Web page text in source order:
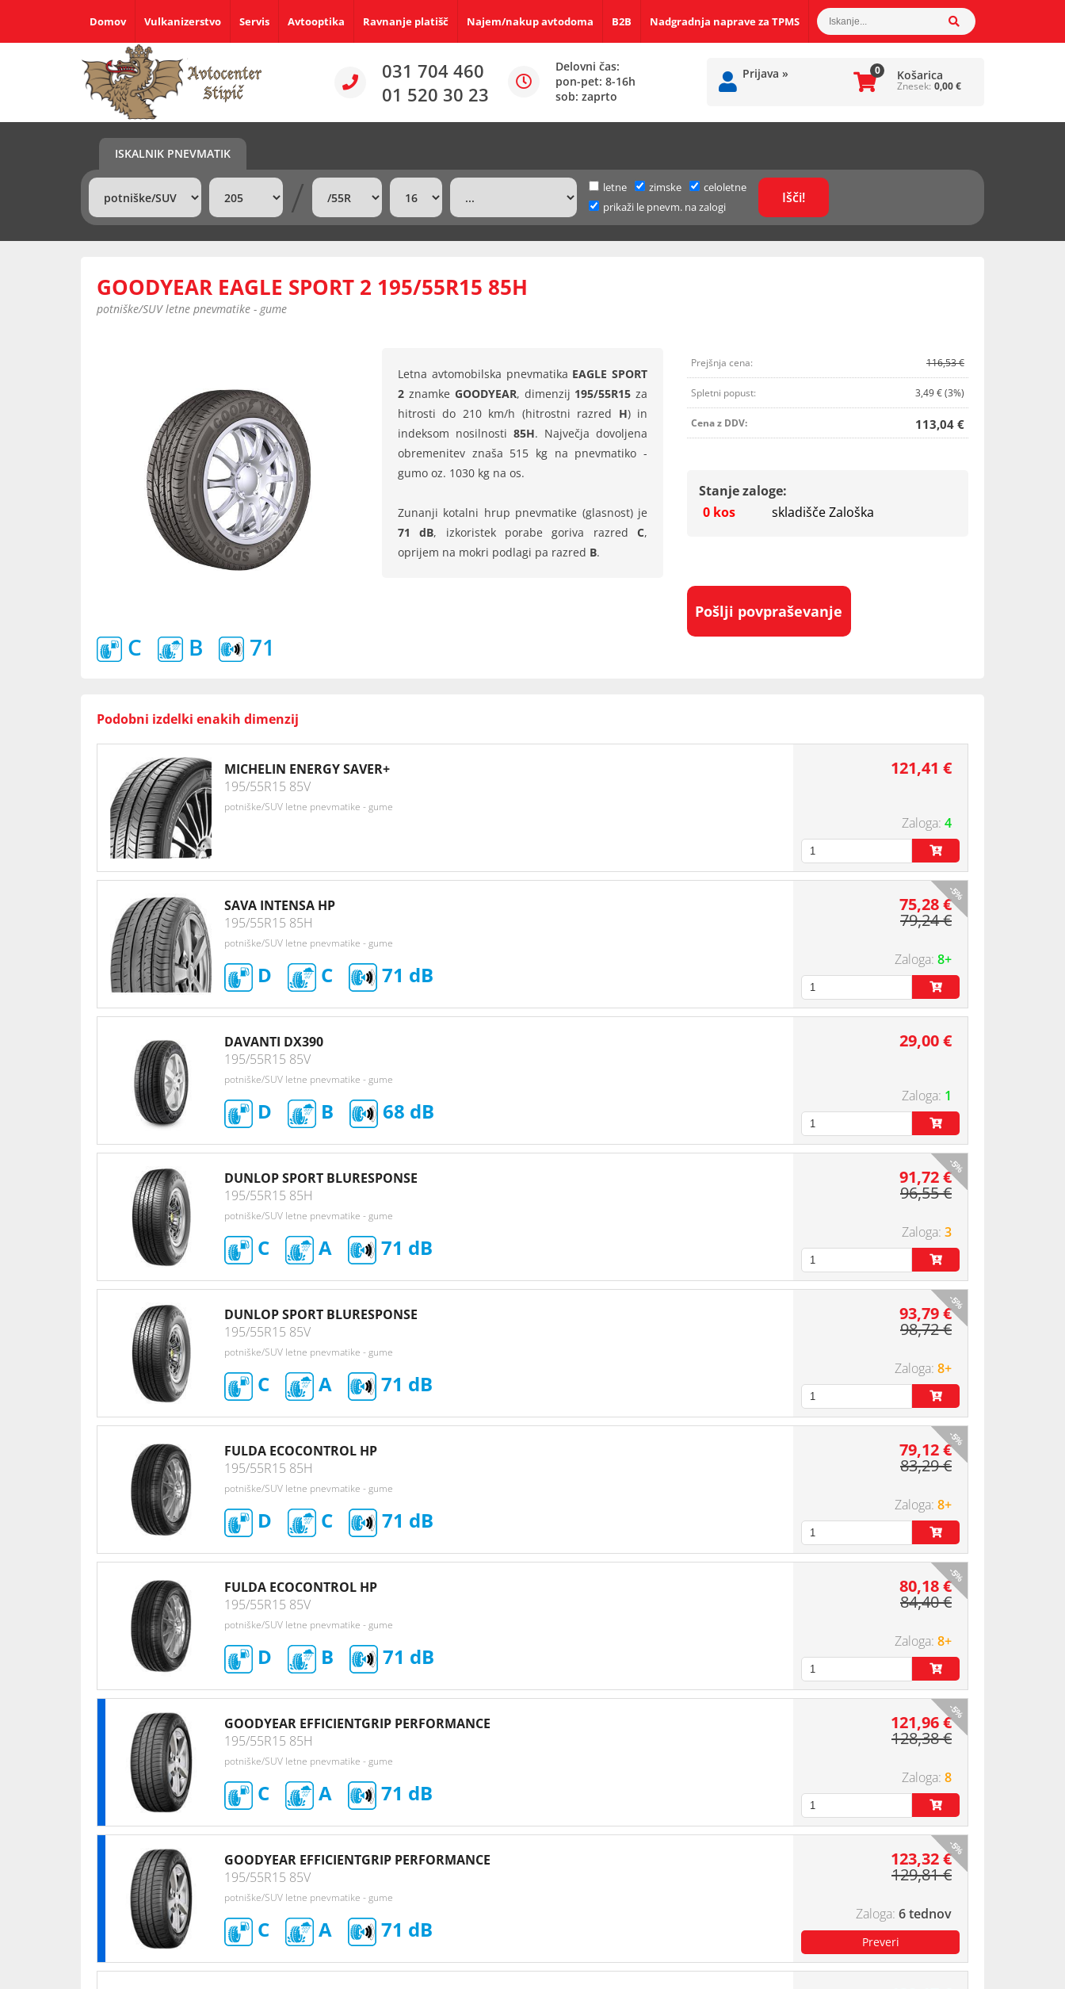
Domov Vulkanizerstvo Servis Avtooptika Ravnanje platišč Najem/nakup avtodoma B2B Nadgradnja naprave za TPMS
031 704 460
01 520 30 23
Delovni čas:
pon-pet: 8-16h
sob: zaprto
Prijava » Košarica
0
Znesek: 0,00€
ISKALNIK PNEVMATIK
/ letne zimske
celoletne
prikaži le pnevm. na zalogi
GOODYEAR EAGLE SPORT 2 195/55R15 85H
potniške/SUV letne pnevmatike - gume
Letna avtomobilska pnevmatika EAGLE SPORT
2 znamke GOODYEAR, dimenzij 195/55R15 za
hitrosti do 210 km/h (hitrostni razred H) in
indeksom nosilnosti85H. Največja dovoljena
obremenitev znaša 515 kg na pnevmatiko -
gumo oz. 1030 kg na os.
Zunanji kotalni hrup pnevmatike (glasnost) je
71 dB, izkoristek porabe goriva razredC,
oprijem na mokri podlagi pa razred B.
Prejšnja cena: 116,53 €
Spletni popust: 3,49 € (3%)
Cena z DDV: 113,04 €
Stanje zaloge:
0 kos
skladišče Zaloška
Pošlji povpraševanje
C B 71
Podobni izdelki enakih dimenzij
MICHELIN ENERGY SAVER+
195/55R15 85V
potniške/SUV letne pnevmatike - gume
121,41 €
4
-5%
SAVA INTENSA HP
195/55R15 85H
potniške/SUV letne pnevmatike - gume
D C 71
75,28 €
79,24 €
8+
DAVANTI DX390
195/55R15 85V
potniške/SUV letne pnevmatike - gume
D B 68
29,00 €
1
-5%
DUNLOP SPORT BLURESPONSE
195/55R15 85H
potniške/SUV letne pnevmatike - gume
C A 71
91,72 €
96,55 €
3
-5%
DUNLOP SPORT BLURESPONSE
195/55R15 85V
potniške/SUV letne pnevmatike - gume
C A 71
93,79 €
98,72 €
8+
-5%
FULDA ECOCONTROL HP
195/55R15 85H
potniške/SUV letne pnevmatike - gume
D C 71
79,12 €
83,29 €
8+
-5%
FULDA ECOCONTROL HP
195/55R15 85V
potniške/SUV letne pnevmatike - gume
D B 71
80,18 €
84,40 €
8+
-5%
GOODYEAR EFFICIENTGRIP PERFORMANCE
195/55R15 85H
potniške/SUV letne pnevmatike - gume
C A 71
121,96 €
128,38 €
8
-5%
GOODYEAR EFFICIENTGRIP PERFORMANCE
195/55R15 85V
potniške/SUV letne pnevmatike - gume
C A 71
123,32 €
129,81 €
6 tednov